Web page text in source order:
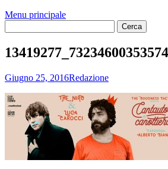
Menu principale
Giugno 25, 2016Redazione